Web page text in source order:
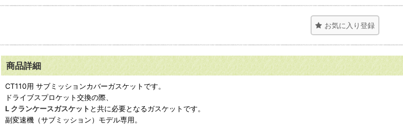
お気に入り登録
商品詳細
CT110用 サブミッションカバーガスケットです。
ドライブスプロケット交換の際、
L クランケースガスケット と共に必要となるガスケットです。
副変速機（サブミッション）モデル専用。